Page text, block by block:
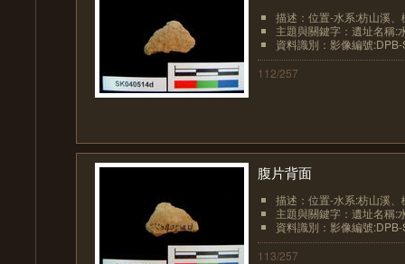
描述：位置-水系:枋山溪
主題與關鍵字：遺址名稱:
資料識別：影像編號
112/257
腹片背面
描述：位置-水系:枋山溪
主題與關鍵字：遺址名稱:
資料識別：影像編號
113/257